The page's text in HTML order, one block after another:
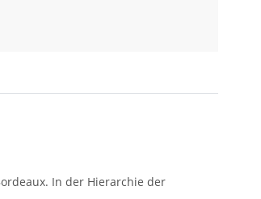
In der Hierarchie der